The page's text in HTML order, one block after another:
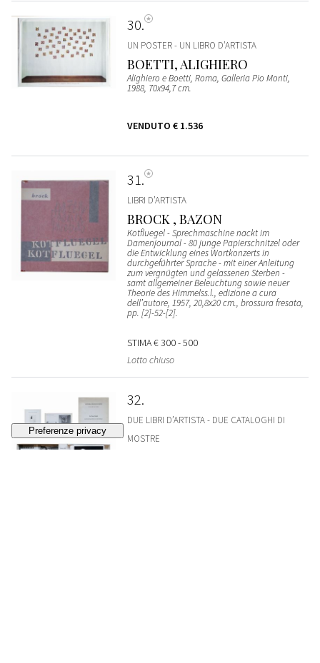
30
UN POSTER - UN LIBRO D’ARTISTA
BOETTI, ALIGHIERO
Alighiero e Boetti, Roma, Galleria Pio Monti,
1988, 70x94,7 cm.
VENDUTO € 1.536
31
LIBRI D’ARTISTA
BROCK , BAZON
Kotfluegel - Sprechmaschine nackt im
Damenjournal - 80 junge Papierschnitzel oder
die Entwicklung eines Wortkonzerts in
durchgeführter Sprache - mit einer Anleitung
zum vergnügten und gelassenen Sterben -
samt allgemeiner Beleuchtung sowie neuer
Theorie des Himmelss.l., edizione a cura
dell’autore, 1957, 20,8x20 cm., brossura fresata,
pp. [2]-52-[2].
STIMA€ 300 - 500
Lotto chiuso
32
DUE LIBRI D’ARTISTA - DUE CATALOGHI DI
MOSTRE